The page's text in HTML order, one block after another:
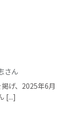
さん
げ、2025年6月
[...]